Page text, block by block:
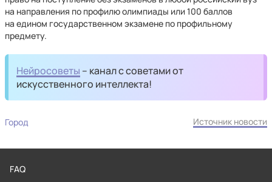
на направления по профилю олимпиады или 100 баллов
на едином государственном экзамене по профильному
предмету.
Нейросоветы – канал с советами от
искусственного интеллекта!
Город Источник новости
FAQ